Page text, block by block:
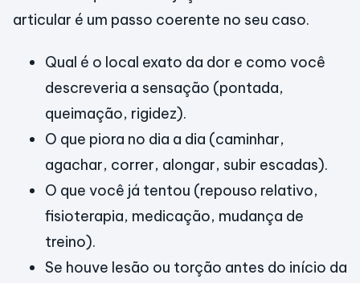
articular é um passo coerente no seu caso.
Qual é o local exato da dor e como você
descreveria a sensação (pontada,
queimação, rigidez).
O que piora no dia a dia (caminhar,
agachar, correr, alongar, subir escadas).
O que você já tentou (repouso relativo,
fisioterapia, medicação, mudança de
treino).
Se houve lesão ou torção antes do início da